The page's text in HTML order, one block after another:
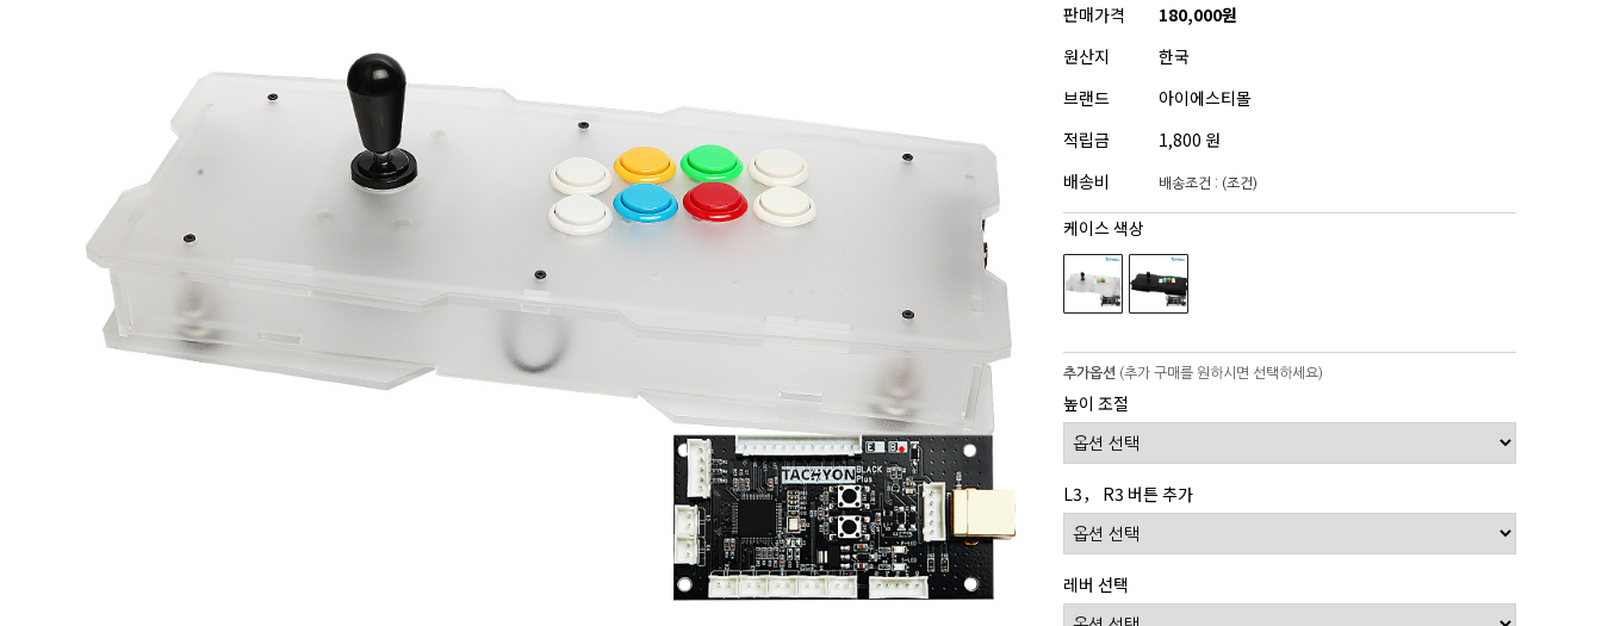
판매가격
180,000원
원산지
한국
브랜드
아이에스티몰
적립금
1,800 원
배송비
배송조건 : (조건)
케이스 색상
추가옵션 (추가 구매를 원하시면 선택하세요)
높이 조절
L3， R3 버튼 추가
레버 선택